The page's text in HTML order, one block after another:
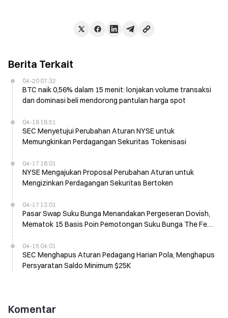
Berita Terkait
04-20 07:32
BTC naik 0,56% dalam 15 menit: lonjakan volume transaksi
dan dominasi beli mendorong pantulan harga spot
04-18 18:51
SEC Menyetujui Perubahan Aturan NYSE untuk
Memungkinkan Perdagangan Sekuritas Tokenisasi
04-17 16:01
NYSE Mengajukan Proposal Perubahan Aturan untuk
Mengizinkan Perdagangan Sekuritas Bertoken
04-17 13:01
Pasar Swap Suku Bunga Menandakan Pergeseran Dovish,
Mematok 15 Basis Poin Pemotongan Suku Bunga The Fed
04-15 04:01
SEC Menghapus Aturan Pedagang Harian Pola, Menghapus
Persyaratan Saldo Minimum $25K
Komentar